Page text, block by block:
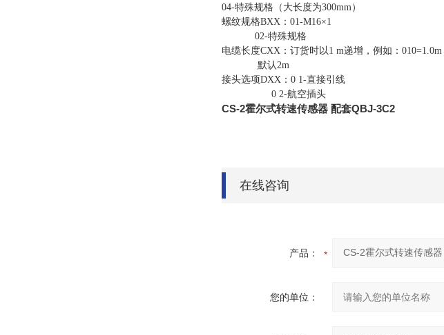
04-特殊规格（大长度为300mm）
螺纹规格BXX：01-M16×1
02-特殊规格
电缆长度CXX：订货时以1 m递增，例如：010=1.0m
默认2m
接头选项DXX：0 1-直接引线
0 2-航空插头
CS-2霍尔式转速传感器 配套QBJ-3C2
在线咨询
产品：
您的单位：